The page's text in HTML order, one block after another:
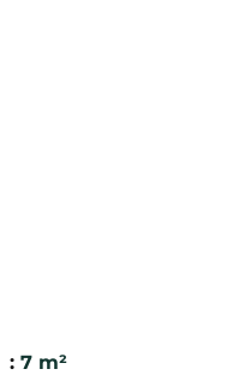
7 m²